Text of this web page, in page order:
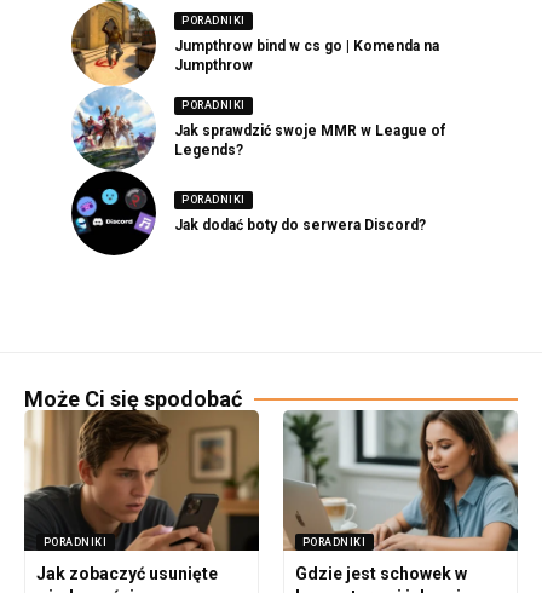
PORADNIKI
Jumpthrow bind w cs go | Komenda na
Jumpthrow
PORADNIKI
Jak sprawdzić swoje MMR w League of
Legends?
PORADNIKI
Jak dodać boty do serwera Discord?
Może Ci się spodobać
PORADNIKI
Jak zobaczyć usunięte
PORADNIKI
Gdzie jest schowek w